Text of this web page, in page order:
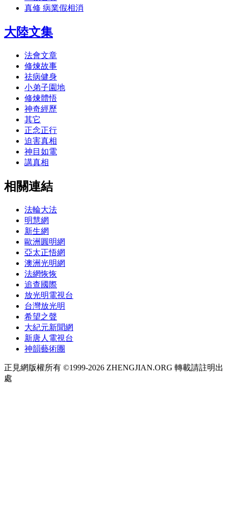
真修 病業假相消
大陸文集
法會文章
修煉故事
祛病健身
小弟子園地
修煉體悟
神奇經歷
其它
正念正行
迫害真相
神目如電
講真相
相關連結
法輪大法
明慧網
新生網
歐洲圓明網
亞太正悟網
澳洲光明網
法網恢恢
追查國際
放光明電視台
台灣放光明
希望之聲
大紀元新聞網
新唐人電視台
神韻藝術團
正見網版權所有 ©1999-2026 ZHENGJIAN.ORG 轉載請註明出
處